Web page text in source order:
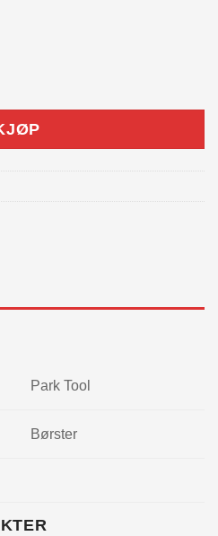
rengjøring av kassett antall
Park Tool
Børster